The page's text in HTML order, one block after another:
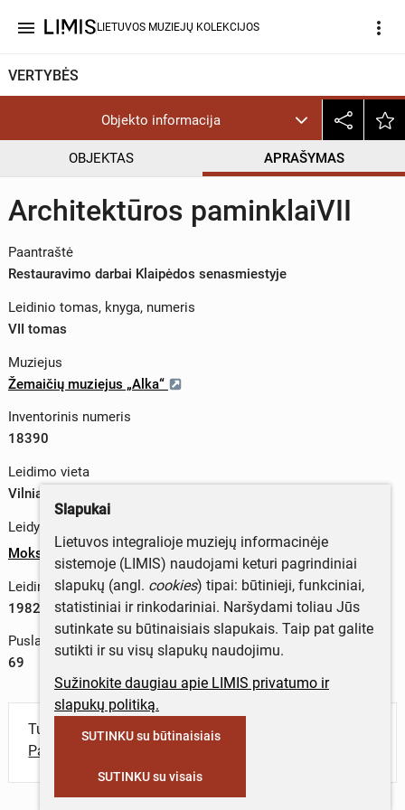
menu LIETUVOS MUZIEJŲ KOLEKCIJOS more_vert
VERTYBĖS
Objekto informacija
OBJEKTAS APRAŠYMAS
Architektūros paminklaiVII
Paantraštė
Restauravimo darbai Klaipėdos senasmiestyje
Leidinio tomas, knyga, numeris
VII tomas
Muziejus
Žemaičių muziejus „Alka“
Inventorinis numeris
18390
Leidimo vieta
Vilniaus m. sav., Lietuva
Leidykla
Mokslas
Leidimo metai
1982 m.
Puslapių skaičius
69
Turite daugiau informacijos apie objektą?
Parašykite mums!
Slapukai
Lietuvos integralioje muziejų informacinėje
sistemoje (LIMIS) naudojami keturi pagrindiniai
slapukų (angl. cookies) tipai: būtinieji, funkciniai,
statistiniai ir rinkodariniai. Naršydami toliau Jūs
sutinkate su būtinaisiais slapukais. Taip pat galite
sutikti ir su visų slapukų naudojimu.
Sužinokite daugiau apie LIMIS privatumo ir
slapukų politiką.
SUTINKU su būtinaisiais
SUTINKU su visais